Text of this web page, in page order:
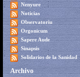
Nenyure
Noticias
Observatoriu
Orgonicum
Sapere Aude
Sinapsis
Solidarios de la Sanidad
Archivo